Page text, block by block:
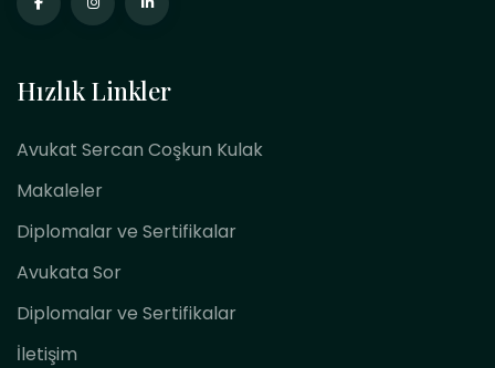
Hızlık Linkler
Avukat Sercan Coşkun Kulak
Makaleler
Diplomalar ve Sertifikalar
Avukata Sor
Diplomalar ve Sertifikalar
İletişim